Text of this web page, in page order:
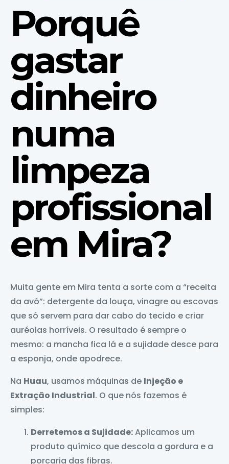
Porquê
gastar
dinheiro
numa
limpeza
profissional
em Mira?
Muita gente em Mira tenta a sorte com a “receita
da avó”: detergente da louça, vinagre ou escovas
que só servem para dar cabo do tecido e criar
auréolas horríveis. O resultado é sempre o
mesmo: a mancha fica lá e a sujidade desce para
a esponja, onde apodrece.
Na Huau, usamos máquinas de Injeção e
Extração Industrial. O que nós fazemos é
simples:
Derretemos a Sujidade:Aplicamos um
produto químico que descola a gordura e a
porcaria das fibras.